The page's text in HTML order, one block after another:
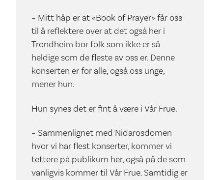
– Mitt håp er at «Book of Prayer» får oss
til å reflektere over at det også her i
Trondheim bor folk som ikke er så
heldige som de fleste av oss er. Denne
konserten er for alle, også oss unge,
mener hun.
Hun synes det er fint å være i Vår Frue.
– Sammenlignet med Nidarosdomen
hvor vi har flest konserter, kommer vi
tettere på publikum her, også på de som
vanligvis kommer til Vår Frue. Samtidig er